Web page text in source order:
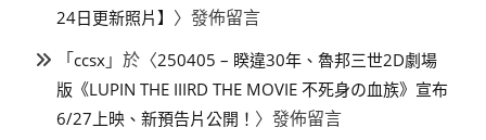
24日更新照片】 〉發佈留言
「ccsx 」於〈250405 – 睽違30年、魯邦三世2D劇場
版《LUPIN THE IIIRD THE MOVIE 不死身の血族》宣布
6/27上映、新預告片公開！ 〉發佈留言